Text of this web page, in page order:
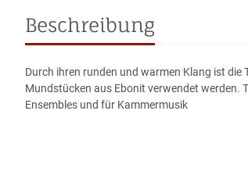
Beschreibung
Durch ihren runden und warmen Klang ist
Mundstücken aus Ebonit verwendet werden.
Ensembles und für Kammermusik